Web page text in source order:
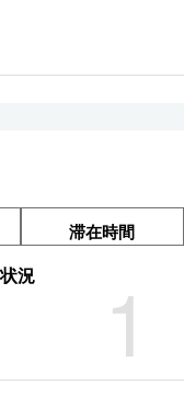
滞在時間
1
況